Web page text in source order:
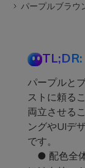
パープルブラウ
TL;DR:
パープルと
ストに頼る
両立させる
ングやUIデ
です。
● 配色全